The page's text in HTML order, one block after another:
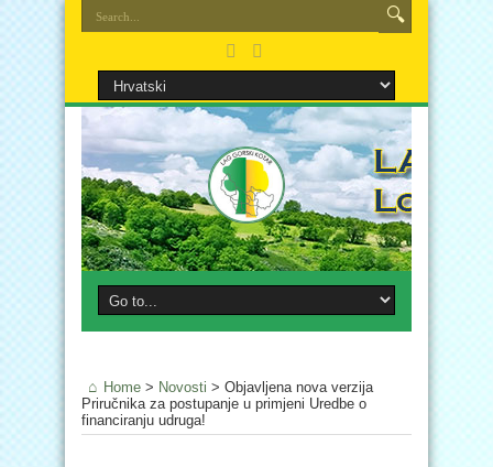
Home > Novosti > Objavljena nova verzija
Priručnika za postupanje u primjeni Uredbe o
financiranju udruga!